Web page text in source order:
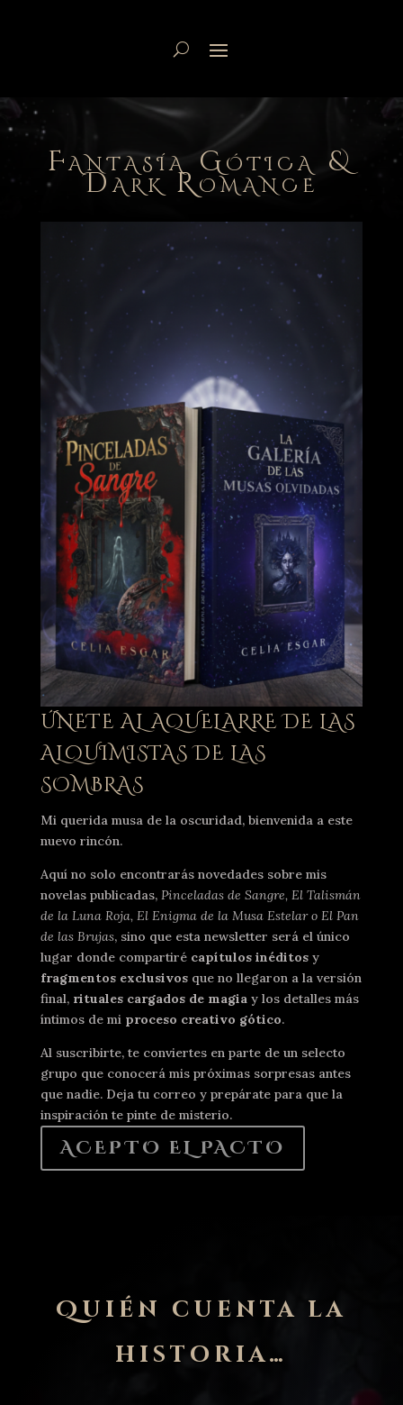
Fantasía Gótica &
Dark Romance
ÚNETE AL AQUELARRE DE LAS
ALQUIMISTAS DE LAS
SOMBRAS
Mi querida musa de la oscuridad, bienvenida a este
nuevo rincón.
Aquí no solo encontrarás novedades sobre mis
novelas publicadas, Pinceladas de Sangre, El Talismán
de la Luna Roja, El Enigma de la Musa Estelar o El Pan
de las Brujas, sino que esta newsletter será el único
lugar donde compartiré capítulos inéditosy
fragmentos exclusivosque no llegaron a la versión
final, rituales cargados de magia y los detalles más
íntimos de mi proceso creativo gótico.
Al suscribirte, te conviertes en parte de un selecto
grupo que conocerá mis próximas sorpresas antes
que nadie. Deja tu correo y prepárate para que la
inspiración te pinte de misterio.
ACEPTO EL PACTO
Quién cuenta la
historia…